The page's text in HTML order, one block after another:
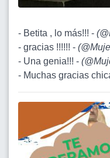
- Betita , lo más!!! - (
- gracias !!!!!! - (
- Una genia!!! - (
- Muchas gracias